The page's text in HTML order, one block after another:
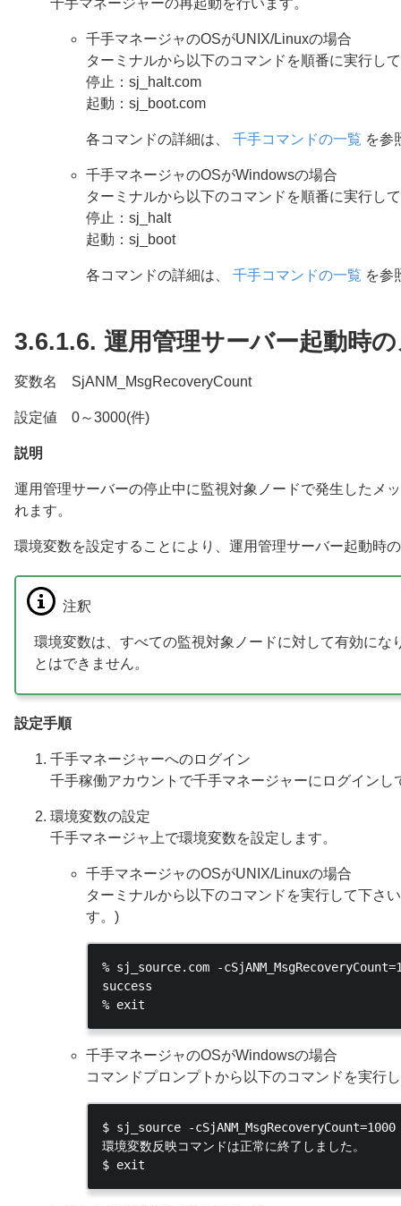
千手マネージャーの再起動を行います。
千手マネージャのOSがUNIX/Linuxの場合
ターミナルから以下のコマンドを順番に実行し
停止：sj_halt.com
起動：sj_boot.com
各コマンドの詳細は、 千手コマンドの一覧 を参
千手マネージャのOSがWindowsの場合
ターミナルから以下のコマンドを順番に実行し
停止：sj_halt
起動：sj_boot
各コマンドの詳細は、 千手コマンドの一覧 を参
3.6.1.6. 運用管理サーバー起動時
変数名 SjANM_MsgRecoveryCount
設定値 0～3000(件)
説明
運用管理サーバーの停止中に監視対象ノードで発生したメ
れます。
環境変数を設定することにより、運用管理サーバー起動時
注釈
環境変数は、すべての監視対象ノードに対して有効に
とはできません。
設定手順
千手マネージャーへのログイン
千手稼働アカウントで千手マネージャーにログインし
環境変数の設定
千手マネージャ上で環境変数を設定します。
千手マネージャのOSがUNIX/Linuxの場合
ターミナルから以下のコマンドを実行して下さ
す。)
% sj_source.com -
success
千手マネージャのOSがWindowsの場合
コマンドプロンプトから以下のコマンドを実行
$ sj_source -cSjANM_MsgRecoveryCount=1000
環境変数反映コマンドは正常に終了しました。